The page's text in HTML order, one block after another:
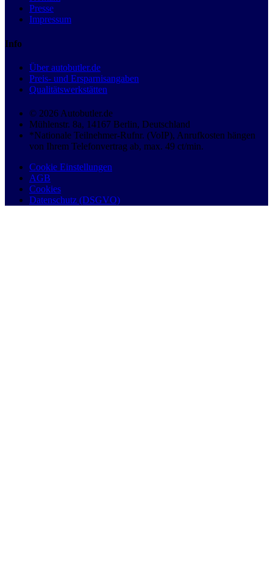
Presse
Impressum
Info
Über autobutler.de
Preis- und Ersparnisangaben
Qualitätswerkstätten
© 2026 Autobutler.de
Mühlenstr. 8a, 14167 Berlin, Deutschland
*Nationale Teilnehmer-Rufnr. (VoIP), Anrufkosten hängen
von Ihrem Telefonvertrag ab, max. 49 ct/min.
Cookie Einstellungen
AGB
Cookies
Datenschutz (DSGVO)